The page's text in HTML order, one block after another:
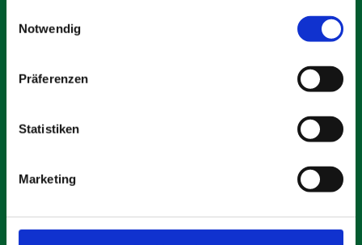
Notwendig
Präferenzen
Statistiken
Marketing
Rudolf-Diesel-Ring 12
Tel: 08141 6254343
Kontakt
Impressum